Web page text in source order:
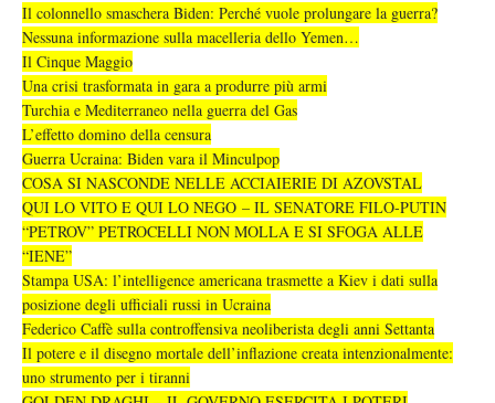
Il colonnello smaschera Biden: Perché vuole prolungare la guerra?
Nessuna informazione sulla macelleria dello Yemen…
Il Cinque Maggio
Una crisi trasformata in gara a produrre più armi
Turchia e Mediterraneo nella guerra del Gas
L’effetto domino della censura
Guerra Ucraina: Biden vara il Minculpop
COSA SI NASCONDE NELLE ACCIAIERIE DI AZOVSTAL
QUI LO VITO E QUI LO NEGO – IL SENATORE FILO-PUTIN
“PETROV” PETROCELLI NON MOLLA E SI SFOGA ALLE
“IENE”
Stampa USA: l’intelligence americana trasmette a Kiev i dati sulla
posizione degli ufficiali russi in Ucraina
Federico Caffè sulla controffensiva neoliberista degli anni Settanta
Il potere e il disegno mortale dell’inflazione creata intenzionalmente:
uno strumento per i tiranni